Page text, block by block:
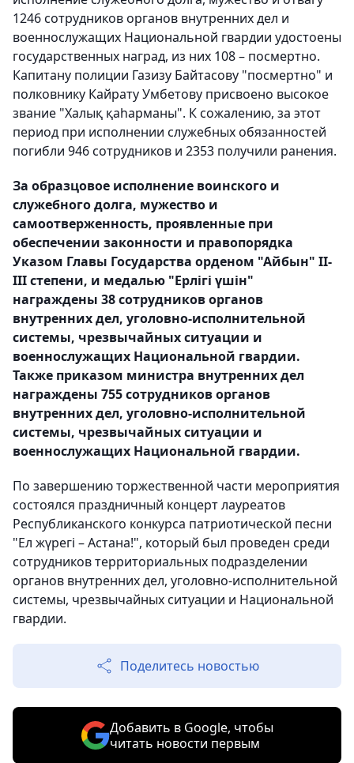
1246 сотрудников органов внутренних дел и
военнослужащих Национальной гвардии удостоены
государственных наград, из них 108 – посмертно.
Капитану полиции Газизу Байтасову "посмертно" и
полковнику Кайрату Умбетову присвоено высокое
звание "Халық қаһарманы". К сожалению, за этот
период при исполнении служебных обязанностей
погибли 946 сотрудников и 2353 получили ранения.
За образцовое исполнение воинского и
служебного долга, мужество и
самоотверженность, проявленные при
обеспечении законности и правопорядка
Указом Главы Государства орденом "Айбын" ІІ-
ІІІ степени, и медалью "Ерлігі үшін"
награждены 38 сотрудников органов
внутренних дел, уголовно-исполнительной
системы, чрезвычайных ситуации и
военнослужащих Национальной гвардии.
Также приказом министра внутренних дел
награждены 755 сотрудников органов
внутренних дел, уголовно-исполнительной
системы, чрезвычайных ситуации и
военнослужащих Национальной гвардии.
По завершению торжественной части мероприятия
состоялся праздничный концерт лауреатов
Республиканского конкурса патриотической песни
"Ел жүрегі – Астана!", который был проведен среди
сотрудников территориальных подразделении
органов внутренних дел, уголовно-исполнительной
системы, чрезвычайных ситуации и Национальной
гвардии.
Поделитесь новостью
Добавить в Google, чтобы
читать новости первым